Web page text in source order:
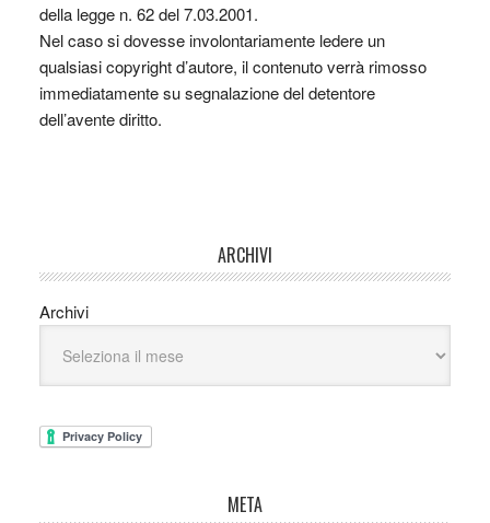
della legge n. 62 del 7.03.2001.
Nel caso si dovesse involontariamente ledere un
qualsiasi copyright d’autore, il contenuto verrà rimosso
immediatamente su segnalazione del detentore
dell’avente diritto.
ARCHIVI
Archivi
META